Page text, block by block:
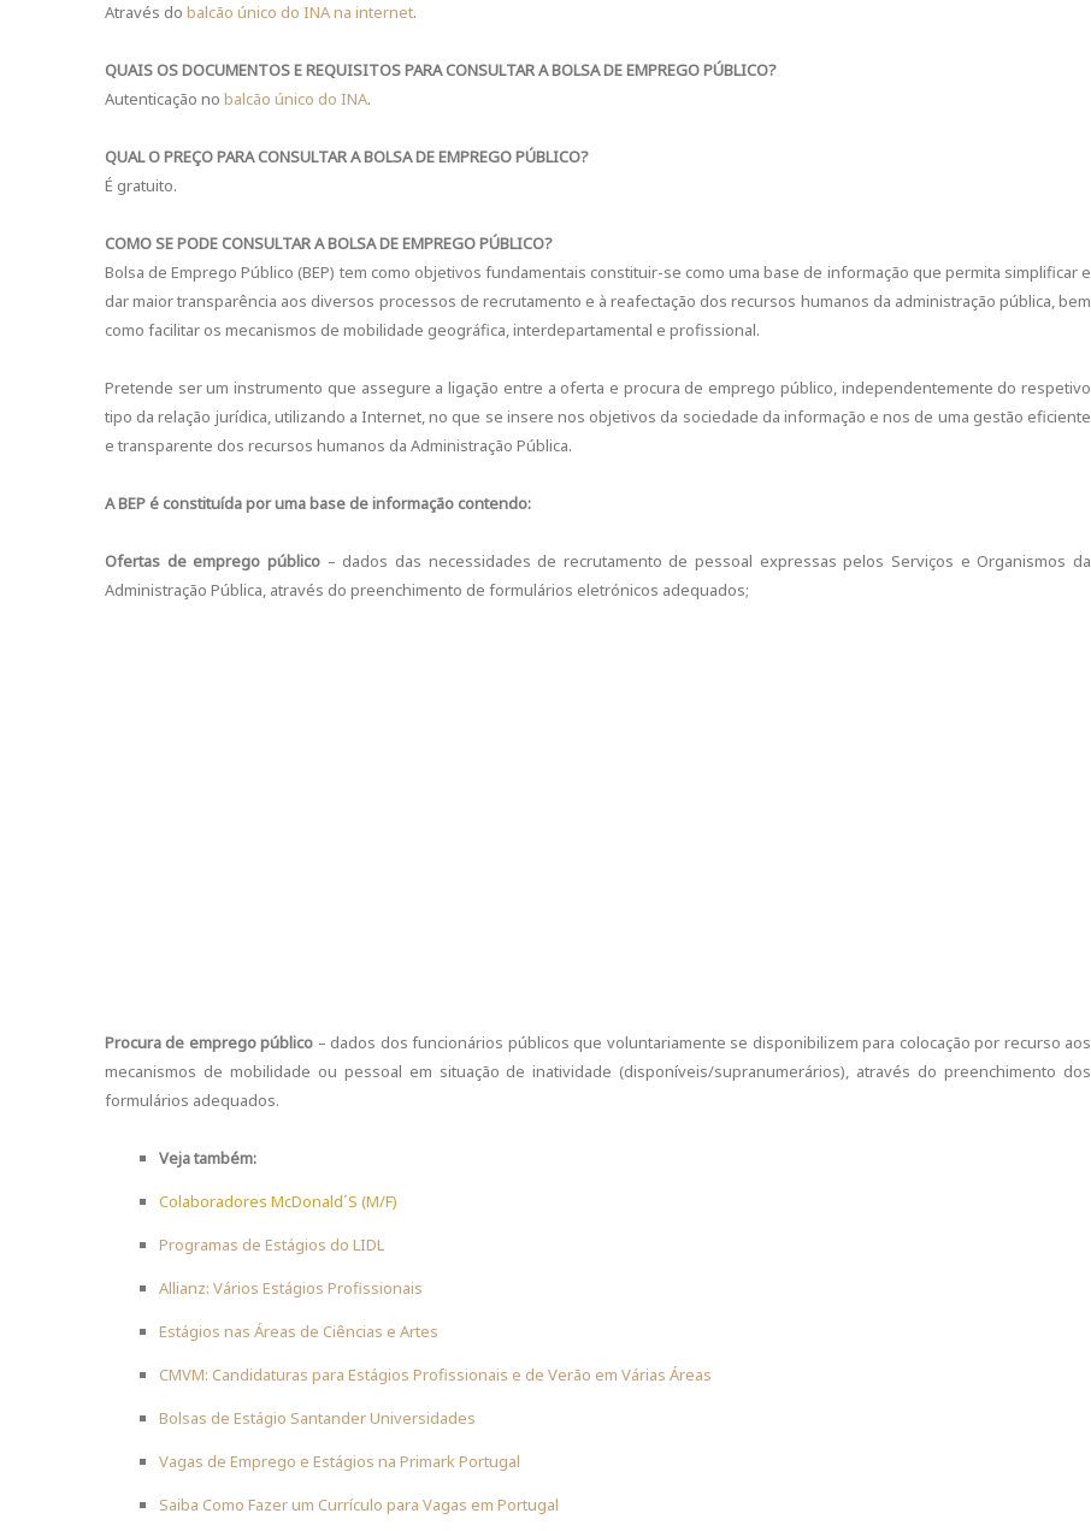
Através do balcão único do INA na internet.
QUAIS OS DOCUMENTOS E REQUISITOS PARA CONSULTAR A BOLSA DE EMPREGO PÚBLICO?
Autenticação no balcão único do INA.
QUAL O PREÇO PARA CONSULTAR A BOLSA DE EMPREGO PÚBLICO?
É gratuito.
COMO SE PODE CONSULTAR A BOLSA DE EMPREGO PÚBLICO?
Bolsa de Emprego Público (BEP) tem como objetivos fundamentais constituir-se como uma base de informação que permita simplificar e
dar maior transparência aos diversos processos de recrutamento e à reafectação dos recursos humanos da administração pública, bem
como facilitar os mecanismos de mobilidade geográfica, interdepartamental e profissional.
Pretende ser um instrumento que assegure a ligação entre a oferta e procura de emprego público, independentemente do respetivo
tipo da relação jurídica, utilizando a Internet, no que se insere nos objetivos da sociedade da informação e nos de uma gestão eficiente
e transparente dos recursos humanos da Administração Pública.
A BEP é constituída por uma base de informação contendo:
Ofertas de emprego público– dados das necessidades de recrutamento de pessoal expressas pelos Serviços e Organismos da
Administração Pública, através do preenchimento de formulários eletrónicos adequados;
Procura de emprego público – dados dos funcionários públicos que voluntariamente se disponibilizem para colocação por recurso aos
mecanismos de mobilidade ou pessoal em situação de inatividade (disponíveis/supranumerários), através do preenchimento dos
formulários adequados.
Veja também:
Colaboradores McDonald´S (M/F)
Programas de Estágios do LIDL
Allianz: Vários Estágios Profissionais
Estágios nas Áreas de Ciências e Artes
CMVM: Candidaturas para Estágios Profissionais e de Verão em Várias Áreas
Bolsas de Estágio Santander Universidades
Vagas de Emprego e Estágios na Primark Portugal
Saiba Como Fazer um Currículo para Vagas em Portugal